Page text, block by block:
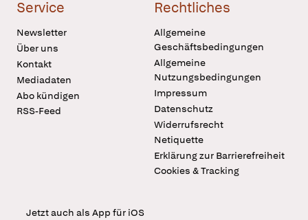
Service
Newsletter
Über uns
Kontakt
Mediadaten
Abo kündigen
RSS-Feed
Rechtliches
Allgemeine
Geschäftsbedingungen
Allgemeine
Nutzungsbedingungen
Impressum
Datenschutz
Widerrufsrecht
Netiquette
Erklärung zur Barrierefreiheit
Cookies & Tracking
Jetzt auch als App für iOS